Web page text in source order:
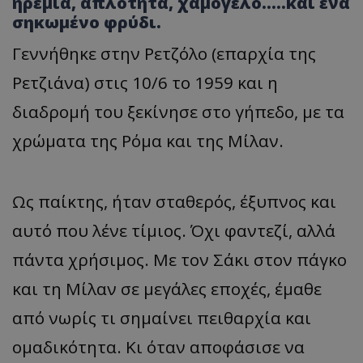
σηκωμένο φρύδι.
Γεννήθηκε στην Ρετζόλο (επαρχία της
Ρετζιάνα) στις 10/6 το 1959 και η
διαδρομή του ξεκίνησε στο γήπεδο, με τα
χρώματα της Ρόμα και της Μίλαν.
Ως παίκτης, ήταν σταθερός, έξυπνος και
αυτό που λένε τίμιος. Όχι φαντεζί, αλλά
πάντα χρήσιμος. Με τον Σάκι στον πάγκο
και τη Μίλαν σε μεγάλες εποχές, έμαθε
από νωρίς τι σημαίνει πειθαρχία και
ομαδικότητα. Κι όταν αποφάσισε να